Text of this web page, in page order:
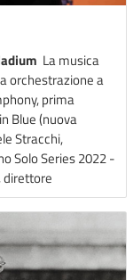
La musica
orchestrazione a
prima
Blue (nuova
Stracchi,
Solo Series 2022 -
direttore